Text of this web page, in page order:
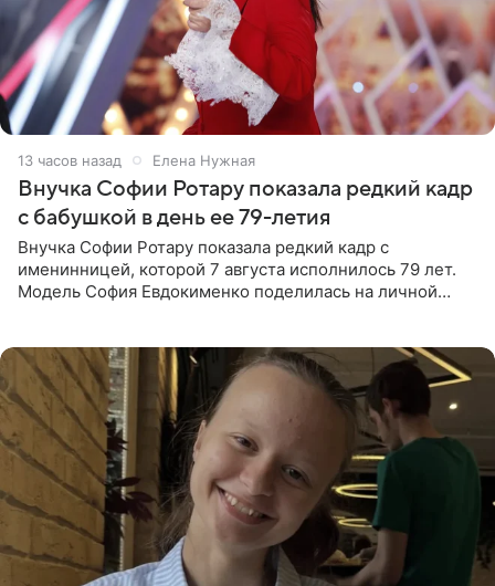
13 часов назад Елена Нужная
Внучка Софии Ротару показала редкий кадр
с бабушкой в день ее 79-летия
Внучка Софии Ротару показала редкий кадр с
именинницей, которой 7 августа исполнилось 79 лет.
Модель София Евдокименко поделилась на личной